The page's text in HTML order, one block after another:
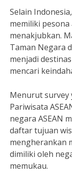
Selain
memiliki
menakjubkan.
Taman Negara
menjadi
mencari
Menurut survey
Pariwisata
negara ASEAN
daftar tujuan
mengherankan
dimiliki oleh
memukau.